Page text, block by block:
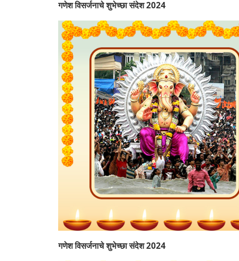
गणेश विसर्जनाचे शुभेच्छा संदेश 2024
गणेश विसर्जनाचे शुभेच्छा संदेश 2024